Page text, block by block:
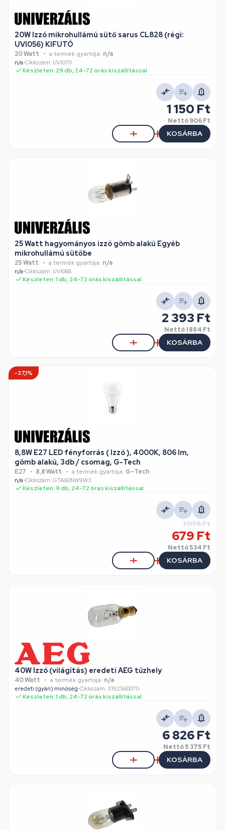
20W Izzó mikrohullámú sütő sarus CL828 (régi:
UVI056) KIFUTÓ
20 Watt a termék gyártója: n/a
n/a•Cikkszám: UVI070
Készleten: 29 db, 24-72 órás kiszállítással
1 150 Ft
Nettó906 Ft
KOSÁRBA
25 Watt hagyományos izzó gömb alakú Egyéb
mikrohullámú sütőbe
25 Watt a termék gyártója: n/a
n/a•Cikkszám: UVI068
Készleten: 1 db, 24-72 órás kiszállítással
2 393 Ft
Nettó1 884 Ft
KOSÁRBA
-37,1%
8,8W E27 LED fényforrás ( Izzó ), 4000K, 806 lm,
gömb alakú, 3db / csomag, G-Tech
E27 8,8 Watt a termék gyártója: G-Tech
n/a•Cikkszám: GTA60NW9W3
Készleten: 9 db, 24-72 órás kiszállítással
1 078 Ft
679 Ft
Nettó534 Ft
KOSÁRBA
40W Izzó (világítás) eredeti AEG tűzhely
40 Watt a termék gyártója: n/a
eredeti (gyári) minőség•Cikkszám: 3192560070
Készleten: 1 db, 24-72 órás kiszállítással
6 826 Ft
Nettó5 375 Ft
KOSÁRBA